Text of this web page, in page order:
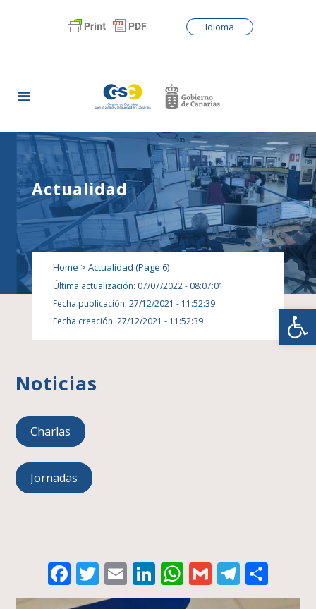
Idioma
Actualidad
Home > Actualidad (Page 6)
Última actualización: 07/07/2022 - 08:07:01
Fecha publicación: 27/12/2021 - 11:52:39
Fecha creación: 27/12/2021 - 11:52:39
Noticias
Charlas
Jornadas
Facebook
Twitter
EmailLinkedIn
WhatsApp
Gmail